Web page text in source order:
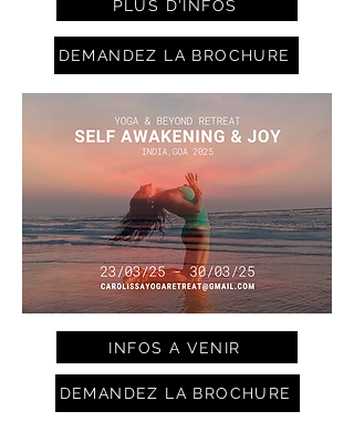
PLUS D'INFOS
DEMANDEZ LA BROCHURE
INFOS A VENIR
DEMANDEZ LA BROCHURE